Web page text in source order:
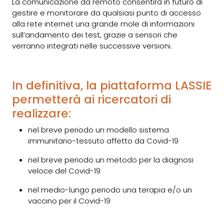
gestire e monitorare da qualsiasi punto di accesso
alla rete internet una grande mole di informazioni
sull’andamento dei test, grazie a sensori che
verranno integrati nelle successive versioni.
In definitiva, la piattaforma LASSIE
permetterà ai ricercatori di
realizzare:
nel breve periodo un modello sistema
immunitario-tessuto affetto da Covid-19
nel breve periodo un metodo per la diagnosi
veloce del Covid-19
nel medio-lungo periodo una terapia e/o un
vaccino per il Covid-19